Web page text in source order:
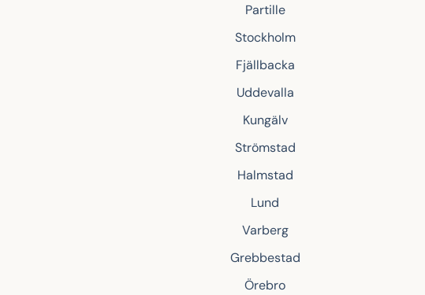
Partille
Stockholm
Fjällbacka
Uddevalla
Kungälv
Strömstad
Halmstad
Lund
Varberg
Grebbestad
Örebro